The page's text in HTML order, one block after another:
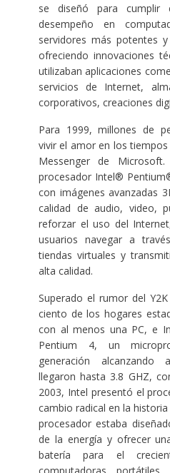
se diseñó para cumplir
desempeño en
servidores más potentes
ofreciendo innovaciones
utilizaban aplicaciones
servicios de Internet,
corporativos, creaciones
Para 1999, millones de
vivir el amor en los
Messenger de
procesador Intel®
con imágenes avanzadas
calidad de audio, video,
reforzar el uso del
usuarios navegar a
tiendas virtuales y
alta calidad.
Superado el rumor del
ciento de los hogares
con al menos una PC, e
Pentium 4, un
generación alcanzando
llegaron hasta 3.8 GHZ,
2003, Intel presentó el
cambio radical en la
procesador estaba
de la energía y ofrecer
batería para el